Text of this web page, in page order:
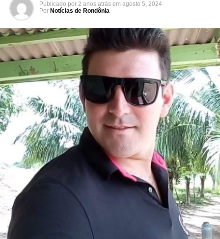
Publicado por 2 anos atrás em agosto 5, 2024
Por Notícias de Rondônia